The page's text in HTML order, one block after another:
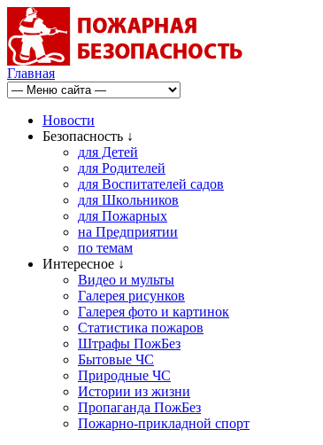
Главная
Новости
Безопасность ↓
для Детей
для Родителей
для Воспитателей садов
для Школьников
для Пожарных
на Предприятии
по темам
Интересное ↓
Видео и мульты
Галерея рисунков
Галерея фото и картинок
Статистика пожаров
Штрафы ПожБез
Бытовые ЧС
Природные ЧС
Истории из жизни
Пропаганда ПожБез
Пожарно-прикладной спорт